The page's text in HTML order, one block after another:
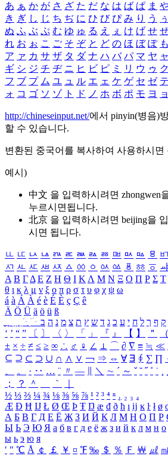
あ ぁ か が さ ざ た だ な は ば ぱ ま
き ぎ し じ ち ぢ に ひ び ぴ み り う ぅ
ぬ ふ ぶ ぷ む ゆ ゅ る え ぇ け げ せ
れ お ぉ こ ご そ ぞ と ど の ほ ぼ ぽ も
ア ァ カ サ ザ タ ダ ナ ハ バ パ マ ヤ ャ
ギ シ ジ チ ヂ ニ ヒ ビ ピ ミ リ ウ ゥ ク
フ ブ プ ム ユ ュ ル エ ェ ケ ゲ セ ゼ テ
ォ コ ゴ ソ ゾ ト ド ノ ホ ボ ポ モ ヨ ョ
http://chineseinput.net/에서 pinyin(병음)
할 수 있습니다.
변환된 중국어를 복사하여 사용하시면
예시)
中文 을 입력하시려면 zhongwen
누르시면됩니다.
北京 을 입력하시려면 beijing을
시면 됩니다.
ㅥ ㅦ ㅧ ㅨ ㅩ ㅪ ㅫ ㅬ ㅭ ㅮ ㅯ ㅰ ㅱ ㅲ
ㅺ ㅻ ㅼ ㅽ ㅾ ㅿ ㆀ ㆁ ㆂ ㆃ ㆄ ㆅ ㆆ ㆇ
Α Β ΓΔ Ε Ζ Η Θ Ι ΚΛ Μ Ν Ξ Ο Π Ρ Σ Τ
θ ι κ λ μ ν ξ ο π ρ σ τ υ φ χ ψ ω
á à Á À é è É È ç Ç ê
Ä Ö Ü ä ö ü ß
ִֶֹ ֻּ ׁׂ ק ף ך ל ח י ע כ ג ד ש ץ ת צ מ נ ה ב
‘ ’ “ ” 〔 〕 〈 〉 「 」 『 』 【 】 ＂ （
± × ÷ ≠ ≤ ≥ ∞ ∴ ♂ ♀ ∠ ⊥ ⌒ ∂ ∇ ≡ ≒ ≪
⊆ ⊇ ⊂ ⊃ ∪ ∩ ∧ ∨ ￢ ⇒ ⇔ ∀ ∃ ∮ ∑ ∏
、
。 · ‥ … ¨ 〃 ― ＼ ∼ ´ ～ ˇ ˘ ˝ ˚ ˙ ¸
；
？ ＾ ｀
½ ⅓ ⅔ ¼ ¾ ⅛ ⅜ ⅝ ⅞ ¹ ² ³ ⁴ ⁿ ₁ ₂ ₃ ₄
Æ Ð Ħ Ĳ Ł Ø Œ Þ Ŧ Ŋ æ đ ð ħ ı ĳ ĸ ŀ ł ø
А Б В Г Д Е Ё Ж З И Й К Л М Н О П Р
Ы Ь Э Ю Я а б в г д е ё ж з и й к л м н о
ы ь э ю я
′ ″ ℃ Å ￠ ￡ ￥ ¤ ℉ ‰ ＄ ％ Ｆ ￦ ㎕